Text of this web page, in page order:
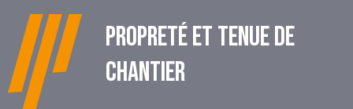
PROPRETÉ ET TENUE DE
CHANTIER